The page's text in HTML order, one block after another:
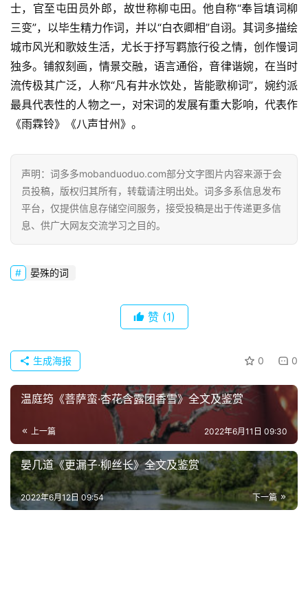
好
词
好
句
经
典
歌
古
今
诗
常
网
热
电
影
台
词
士，官至屯田员外郎，故世称柳屯田。他自称“奉旨填词柳
三变”，以毕生精力作词，并以“白衣卿相”自诩。其词多描绘
城市风光和歌妓生活，尤长于抒写羁旅行役之情，创作慢词
独多。铺叙刻画，情景交融，语言通俗，音律谐婉，在当时
流传极其广泛，人称“凡有井水饮处，皆能歌柳词”，婉约派
最具代表性的人物之一，对宋词的发展有重大影响，代表作
《雨霖铃》《八声甘州》。
声明：词多多mobanduoduo.com部分文字图片内容来源于会
员投稿，版权归其所有，转载请注明出处。词多多系信息发布
平台，仅提供信息存储空间服务，接受投稿是出于传递更多信
息、供广大网友交流学习之目的。
晏殊的词
赞 (1)
0 0
生成海报
温庭筠《菩萨蛮·杏花含露团香雪》全文及鉴赏
上一篇 2022年6月11日 09:30
晏几道《更漏子·柳丝长》全文及鉴赏
下一篇
2022年6月12日 09:54